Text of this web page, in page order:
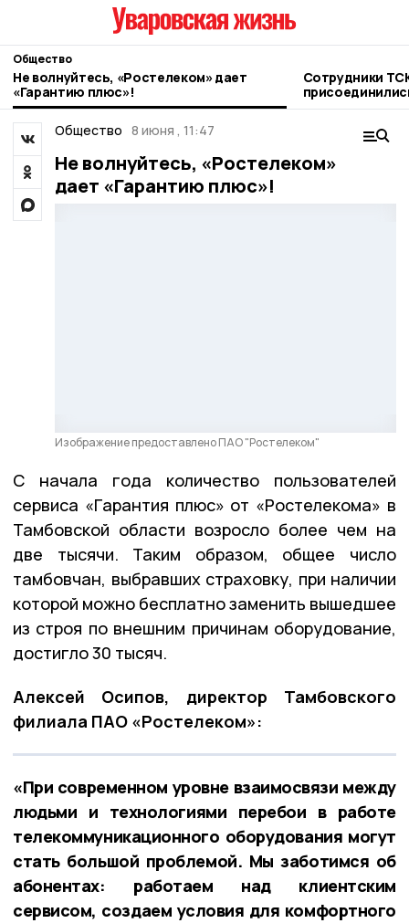
Общество
Не волнуйтесь, «Ростелеком» дает
«Гарантию плюс»!
Сотрудники
Общество 8 июня , 11:47
Не волнуйтесь, «Ростелеком»
дает «Гарантию плюс»!
Изображение предоставлено ПАО "Ростелеком"
С начала года количество пользователей
сервиса «Гарантия плюс» от «Ростелекома» в
Тамбовской области возросло более чем на
две тысячи. Таким образом, общее число
тамбовчан, выбравших страховку, при наличии
которой можно бесплатно заменить вышедшее
из строя по внешним причинам оборудование,
достигло 30 тысяч.
Алексей Осипов, директор Тамбовского
филиала ПАО «Ростелеком»:
«При современном уровне взаимосвязи между
людьми и технологиями перебои в работе
телекоммуникационного оборудования могут
стать большой проблемой. Мы заботимся об
абонентах: работаем над клиентским
сервисом, создаем условия для комфортного